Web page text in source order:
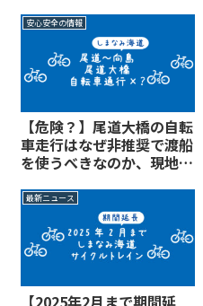
安心安全の情報
【危険？】尾道大橋の自転
車走行はなぜ非推奨で渡船
を使うべきなのか、現地を
最新ニュース
【2025年2月まで期間延